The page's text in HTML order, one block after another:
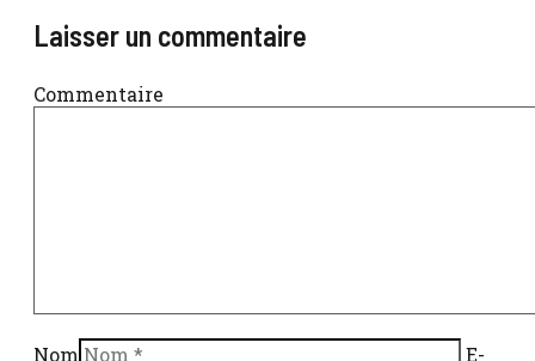
Laisser un commentaire
Commentaire
Nom
E-